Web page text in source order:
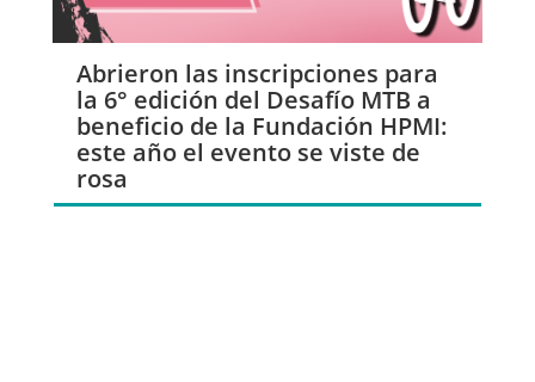
Abrieron las inscripciones para
la 6° edición del Desafío MTB a
beneficio de la Fundación HPMI:
este año el evento se viste de
rosa